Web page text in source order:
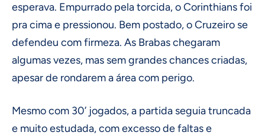
esperava. Empurrado pela torcida, o Corinthians foi
pra cima e pressionou. Bem postado, o Cruzeiro se
defendeu com firmeza. As Brabas chegaram
algumas vezes, mas sem grandes chances criadas,
apesar de rondarem a área com perigo.
Mesmo com 30’ jogados, a partida seguia truncada
e muito estudada, com excesso de faltas e